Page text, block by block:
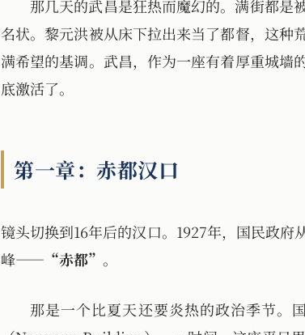
那几天的武昌是狂热而魔幻的。满街都是
名状。黎元洪被从床下拉出来当了都督，这种
满希望的基调。武昌，作为一座有着厚重城墙
底激活了。
第一章：赤都汉口
镜头切换到16年后的汉口。1927年，国民政
峰—— “赤都” 。
那是一个比夏天还要炎热的政治季节。